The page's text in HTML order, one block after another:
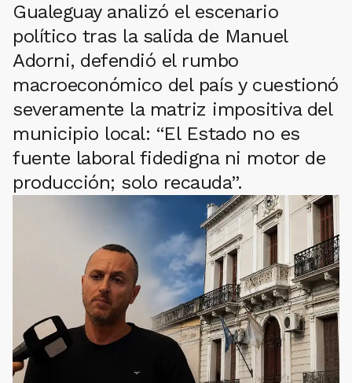
Gualeguay analizó el escenario
político tras la salida de Manuel
Adorni, defendió el rumbo
macroeconómico del país y cuestionó
severamente la matriz impositiva del
municipio local: “El Estado no es
fuente laboral fidedigna ni motor de
producción; solo recauda”.